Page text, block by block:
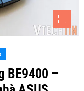
BE9400 –